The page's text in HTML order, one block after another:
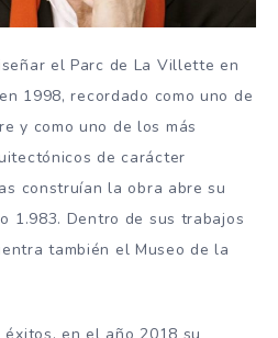
el Parc de La Villette en
1998, recordado como uno de
y como uno de los más
de carácter
construían la obra abre su
1.983. Dentro de sus trabajos
también el Museo de la
en el año 2018 su